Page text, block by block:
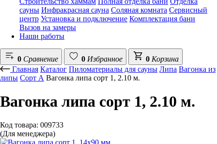
сауны Инфракрасная сауна Соляная комната Сервисный
центр Установка и подключение Комплектация бани
Вызов на замеры
Наши работы
0 Сравнение 0 Избранное 0 Корзина
Главная Каталог Пиломатериалы для сауны Липа Вагонка из
липы Сорт А Вагонка липа сорт 1, 2.10 м.
Вагонка липа сорт 1, 2.10 м.
Код товара: 009733
(Для менеджера)